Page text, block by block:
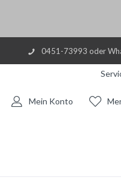
0451-73993 oder
Mein Konto